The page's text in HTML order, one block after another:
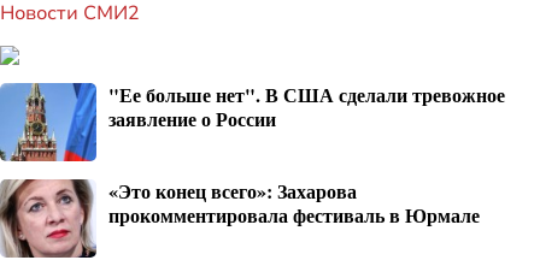
Новости СМИ2
"Ее больше нет". В США сделали тревожное
заявление о России
«Это конец всего»: Захарова
прокомментировала фестиваль в Юрмале